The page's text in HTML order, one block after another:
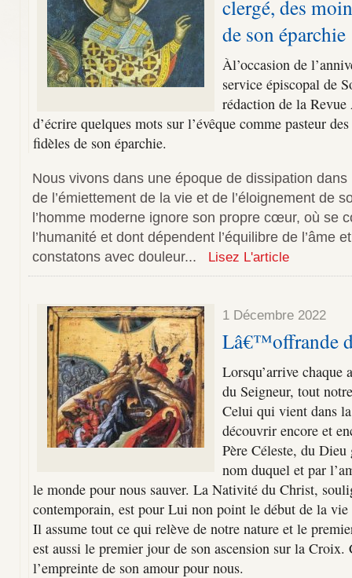
clergé, des
de son éparchie
Àl’occasion de
service épiscopal de
rédaction de la
d’écrire quelques mots sur l’évêque comme pasteur
fidèles de son éparchie.
Nous vivons dans une époque de dissipation
de l’émiettement de la vie et de l’éloignement de
l’homme moderne ignore son propre cœur, où se
l’humanité et dont dépendent l’équilibre de l’âme
constatons avec douleur...
Lisez L'article
1 Décembre 2022
Lâ€™offrande
Lorsqu’arrive chaque
du Seigneur, tout
Celui qui vient dans
découvrir encore et
Père Céleste, du
nom duquel et par
le monde pour nous sauver. La Nativité du Christ,
contemporain, est pour Lui non point le début de la
Il assume tout ce qui relève de notre nature et le
est aussi le premier jour de son ascension sur la
l’empreinte de son amour pour nous.